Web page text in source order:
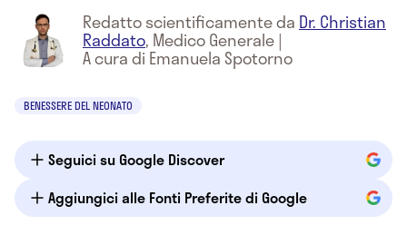
Redatto scientificamente da Dr. Christian
Raddato, Medico Generale|
A cura di Emanuela Spotorno
BENESSERE DEL NEONATO
Seguici su Google Discover
Aggiungici alle Fonti Preferite di Google